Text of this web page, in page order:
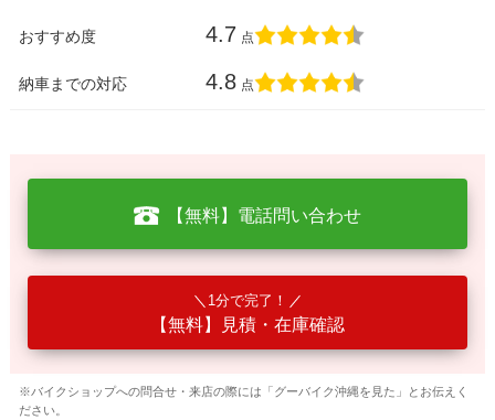
おすすめ度 4.7 点
納車までの対応 4.8 点
【無料】電話問い合わせ
1分で完了！
【無料】見積・在庫確認
※バイクショップへの問合せ・来店の際には「グーバイク沖縄を見た」とお伝えく
ださい。